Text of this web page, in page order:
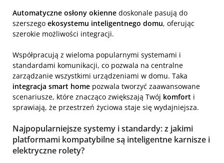
Automatyczne osłony okienne doskonale pasują do
szerszego ekosystemu inteligentnego domu, oferując
szerokie możliwości integracji.
Współpracują z wieloma popularnymi systemami i
standardami komunikacji, co pozwala na centralne
zarządzanie wszystkimi urządzeniami w domu. Taka
integracja smart home pozwala tworzyć zaawansowane
scenariusze, które znacząco zwiększają Twój komfort i
sprawiają, że przestrzeń życiowa staje się wydajniejsza.
Najpopularniejsze systemy i standardy: z jakimi
platformami kompatybilne są inteligentne karnisze i
elektryczne rolety?